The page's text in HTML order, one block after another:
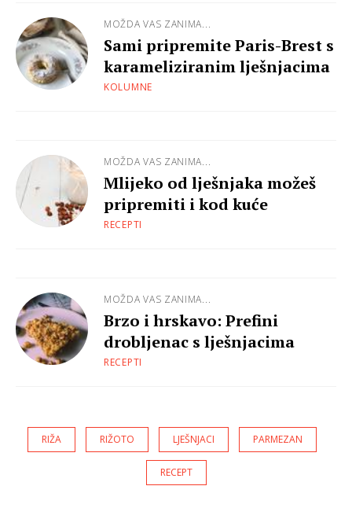
MOŽDA VAS ZANIMA...
Sami pripremite Paris-Brest s
karameliziranim lješnjacima
KOLUMNE
MOŽDA VAS ZANIMA...
Mlijeko od lješnjaka možeš
pripremiti i kod kuće
RECEPTI
MOŽDA VAS ZANIMA...
Brzo i hrskavo: Prefini
drobljenac s lješnjacima
RECEPTI
RIŽA RIŽOTO LJEŠNJACI PARMEZAN
RECEPT